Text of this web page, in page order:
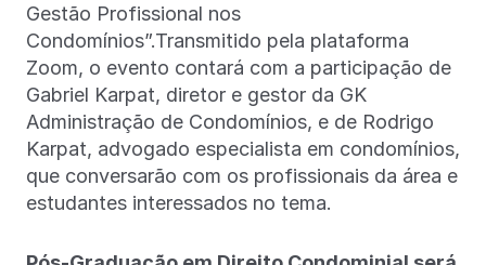
Gestão Profissional nos
Condomínios”.Transmitido pela plataforma
Zoom, o evento contará com a participação de
Gabriel Karpat, diretor e gestor da GK
Administração de Condomínios, e de Rodrigo
Karpat, advogado especialista em condomínios,
que conversarão com os profissionais da área e
estudantes interessados no tema.